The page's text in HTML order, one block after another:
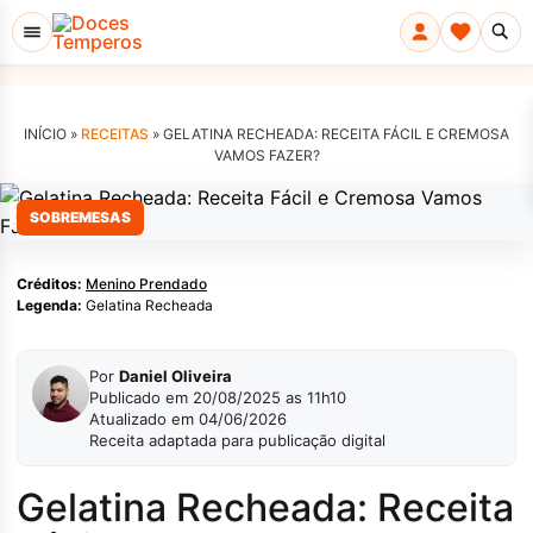
INÍCIO » RECEITAS » GELATINA RECHEADA: RECEITA FÁCIL E CREMOSA
VAMOS FAZER?
SOBREMESAS
Menino Prendado
Créditos: Menino Prendado
Legenda: Gelatina Recheada
Por Daniel Oliveira
Publicado em 20/08/2025 as 11h10
Atualizado em 04/06/2026
Receita adaptada para publicação digital
Gelatina Recheada: Receita